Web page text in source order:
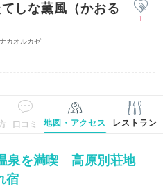
しな薫風（かおる
カオルカゼ
1
口コミ 地図・アクセス レストラン
泉を満喫 高原別荘地
宿